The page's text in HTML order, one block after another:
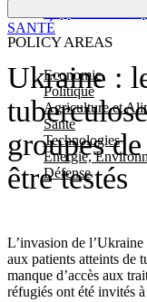
POLICY AREAS
Economie
Politique
Agriculture et
Santé
Technologies
Energie,
Défense
Ukraine :
groupes
être testés
L’invasion de
aux patients atteints de
manque d’accès aux
réfugiés ont été invités
SANTÉ